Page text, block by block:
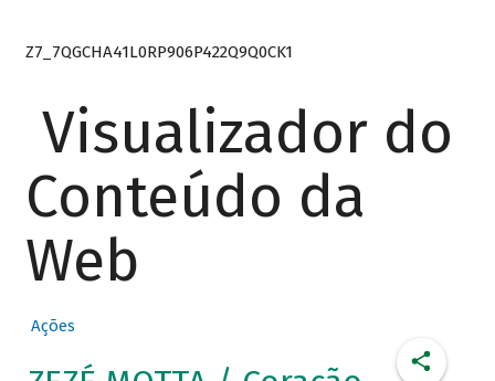
Z7_7QGCHA41L0RP906P422Q9Q0CK1
Visualizador do
Conteúdo da
Web
Ações